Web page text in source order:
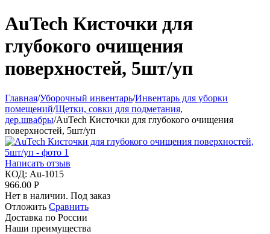
AuTech Кисточки для
глубокого очищения
поверхностей, 5шт/уп
Главная/Уборочный инвентарь/Инвентарь для уборки
помещений/Щетки, совки для подметания,
дер.швабры/AuTech Кисточки для глубокого очищения
поверхностей, 5шт/уп
Написать отзыв
КОД: Au-1015
966.00 Р
Нет в наличии. Под заказ
Отложить Сравнить
Доставка по России
Наши преимущества